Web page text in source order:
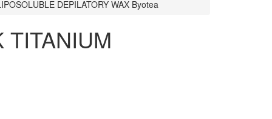
DEPILATORY WAX Byotea
TITANIUM